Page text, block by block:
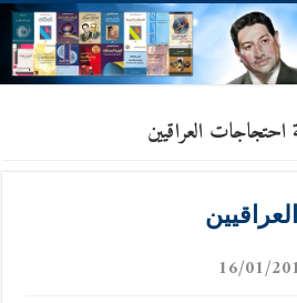
العراقيين
16/01/